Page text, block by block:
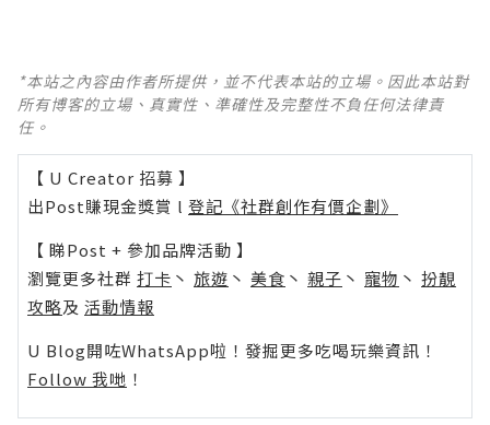
*本站之內容由作者所提供，並不代表本站的立場。因此本站對
所有博客的立場、真實性、準確性及完整性不負任何法律責
任。
【 U Creator 招募 】
出Post賺現金獎賞 l 登記《社群創作有價企劃》
【 睇Post + 參加品牌活動 】
瀏覽更多社群 打卡 丶 旅遊 丶 美食 丶 親子 丶 寵物 丶 扮靚
攻略及 活動情報
U Blog開咗WhatsApp啦！發掘更多吃喝玩樂資訊！
Follow 我哋 ！